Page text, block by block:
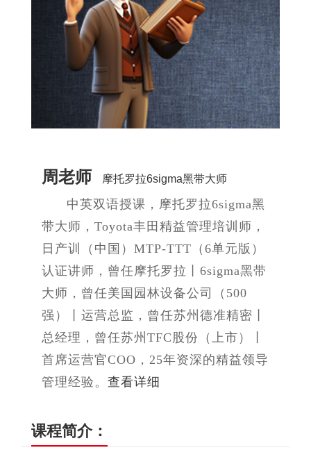
周老师 摩托罗拉6sigma黑带大师
中英双语授课，摩托罗拉6sigma黑
带大师，Toyota丰田精益管理培训师，
日产训（中国）MTP-TTT（6单元版）
认证讲师，曾任摩托罗拉丨6sigma黑带
大师，曾任美国园林设备公司（500
强）丨运营总监，曾任苏州德准精密丨
总经理，曾任苏州TFC股份（上市）丨
首席运营官COO，25年资深的精益领导
管理经验。 查看详细
课程简介：